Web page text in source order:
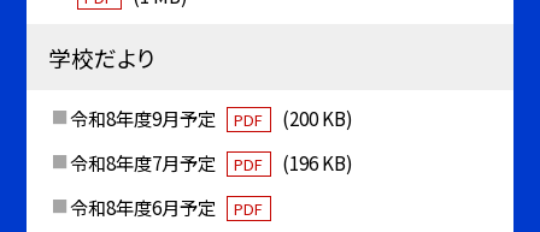
学校だより
令和8年度9月予定 PDF
(200 KB)
令和8年度7月予定
PDF
(196 KB)
令和8年度6月予定
PDF